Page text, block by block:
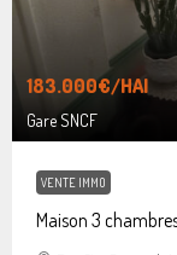
183.000€/HAI
Gare SNCF
VENTE IMMO
Maison 3